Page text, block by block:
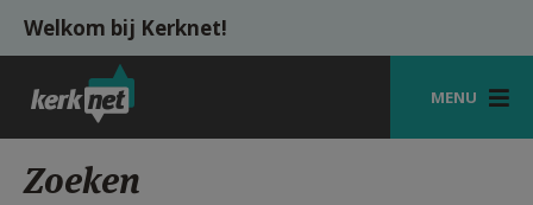
Overslaan en naar de inhoud gaan
Welkom bij Kerknet!
MENU
Zoeken